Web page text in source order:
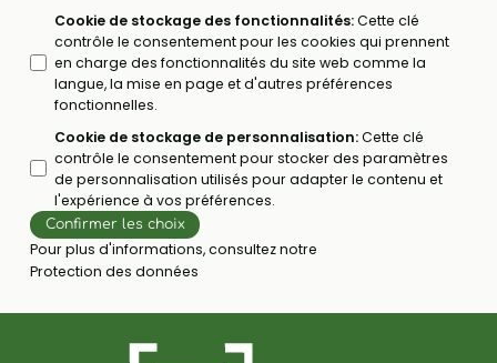
Cookie de stockage des fonctionnalités:Cette clé
contrôle le consentement pour les cookies qui prennent
en charge des fonctionnalités du site web comme la
langue, la mise en page et d'autres préférences
fonctionnelles.
Cookie de stockage de personnalisation:Cette clé
contrôle le consentement pour stocker des paramètres
de personnalisation utilisés pour adapter le contenu et
l'expérience à vos préférences.
Confirmer les choix
Pour plus d'informations, consultez notre
Protection des données